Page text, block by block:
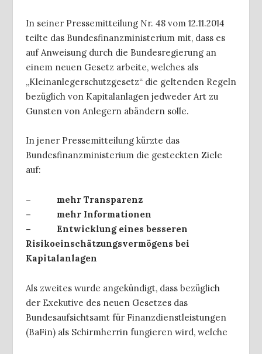
In seiner Pressemitteilung Nr. 48 vom 12.11.2014
teilte das Bundesfinanzministerium mit, dass es
auf Anweisung durch die Bundesregierung an
einem neuen Gesetz arbeite, welches als
„Kleinanlegerschutzgesetz“ die geltenden Regeln
bezüglich von Kapitalanlagen jedweder Art zu
Gunsten von Anlegern abändern solle.
In jener Pressemitteilung kürzte das
Bundesfinanzministerium die gesteckten Ziele
auf:
– mehr Transparenz
– mehr Informationen
– Entwicklung eines besseren
Risikoeinschätzungsvermögens bei
Kapitalanlagen
Als zweites wurde angekündigt, dass bezüglich
der Exekutive des neuen Gesetzes das
Bundesaufsichtsamt für Finanzdienstleistungen
(BaFin) als Schirmherrin fungieren wird, welche